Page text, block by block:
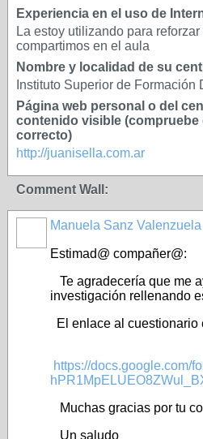
Experiencia en el uso de
La estoy utilizando para
compartimos en el aula
Nombre y localidad de su
Instituto Superior de Formación
Página web personal o del
contenido visible (compruebe
correcto)
http://juanisella.com.ar
Comment Wall:
Manuela Sanz Valenzuela
Estimad@ compañer@:
Te agradecería que me
investigación rellenando
El enlace al cuestionario
https://docs.google.com/
Muchas gracias por tu
Un saludo